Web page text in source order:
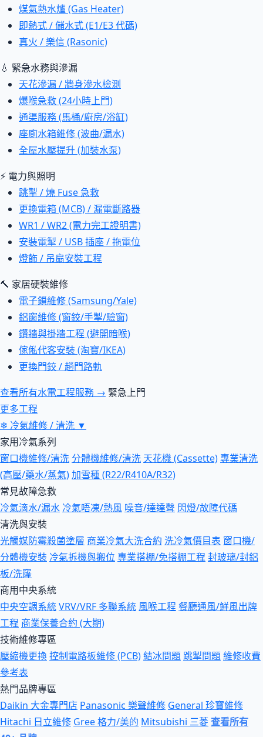
煤氣熱水爐 (Gas Heater)
即熱式 / 儲水式 (E1/E3 代碼)
真火 / 樂信 (Rasonic)
💧 緊急水務與滲漏
天花滲漏 / 牆身滲水檢測
爆喉急救 (24小時上門)
通渠服務 (馬桶/廚房/浴缸)
座廁水箱維修 (波曲/漏水)
全屋水壓提升 (加裝水泵)
⚡ 電力與照明
跳掣 / 燒 Fuse 急救
更換電箱 (MCB) / 漏電斷路器
WR1 / WR2 (電力完工證明書)
安裝電掣 / USB 插座 / 拖電位
燈飾 / 吊扇安裝工程
🔨 家居硬裝維修
電子鎖維修 (Samsung/Yale)
鋁窗維修 (窗鉸/手掣/驗窗)
鑽牆與掛牆工程 (避開暗喉)
傢俬代客安裝 (淘寶/IKEA)
更換門鉸 / 趟門路軌
查看所有水電工程服務 → 緊急上門
更多工程
❄ 冷氣維修 / 清洗 ▼
家用冷氣系列
窗口機維修/清洗 分體機維修/清洗 天花機 (Cassette)專業清洗
(高壓/藥水/蒸氣)加雪種 (R22/R410A/R32)
常見故障急救
冷氣滴水/漏水 冷氣唔凍/熱風 噪音/達達聲 閃燈/故障代碼
清洗與安裝
光觸媒防霉殺菌塗層 商業冷氣大洗合約 洗冷氣價目表 窗口機/
分體機安裝 冷氣拆機與搬位 專業搭棚/免搭棚工程 封玻璃/封鋁
板/洗窿
商用中央系統
中央空調系統VRV/VRF 多聯系統 風喉工程 餐廳通風/鮮風出牌
工程 商業保養合約 (大期)
技術維修專區
壓縮機更換控制電路板維修 (PCB)結冰問題跳掣問題維修收費
參考表
熱門品牌專區
Daikin 大金專門店 Panasonic 樂聲維修 General 珍寶維修
Hitachi 日立維修 Gree 格力/美的 Mitsubishi 三菱查看所有